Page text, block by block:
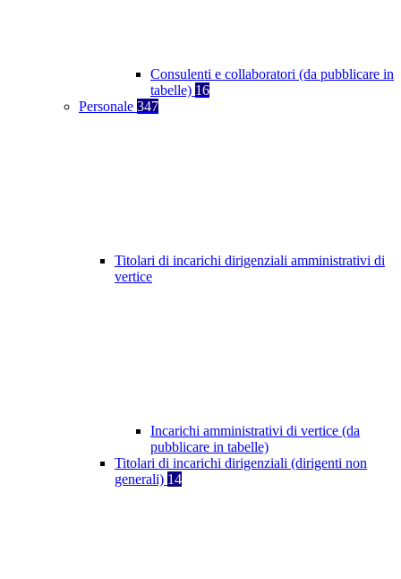
Consulenti e collaboratori (da pubblicare in
tabelle) 16
Personale 347
Titolari di incarichi dirigenziali amministrativi di
vertice
Incarichi amministrativi di vertice (da
pubblicare in tabelle)
Titolari di incarichi dirigenziali (dirigenti non
generali) 14